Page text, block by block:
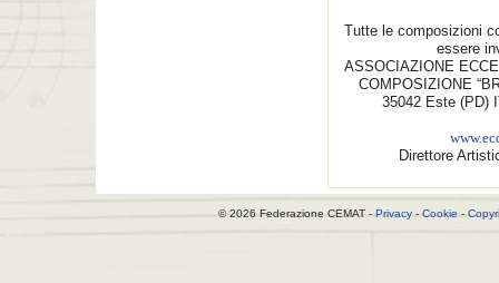
Tutte le composizioni
essere
ASSOCIAZIONE
COMPOSIZIONE
35042
Direttore
© 2026 Federazione CEMAT - Privacy- Cookie-